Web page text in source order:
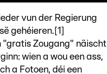
vun der Regierung
gehéieren.[1]
"gratis Zougang" näischt
wien a wou een ass,
a Fotoen, déi een